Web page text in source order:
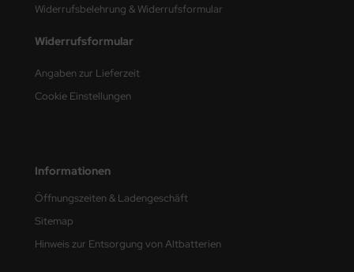
Widerrufsbelehrung & Widerrufsformular
Widerrufsformular
Angaben zur Lieferzeit
Cookie Einstellungen
Informationen
Öffnungszeiten & Ladengeschäft
Sitemap
Hinweis zur Entsorgung von Altbatterien
Field Model
Model
Hobby
Decals